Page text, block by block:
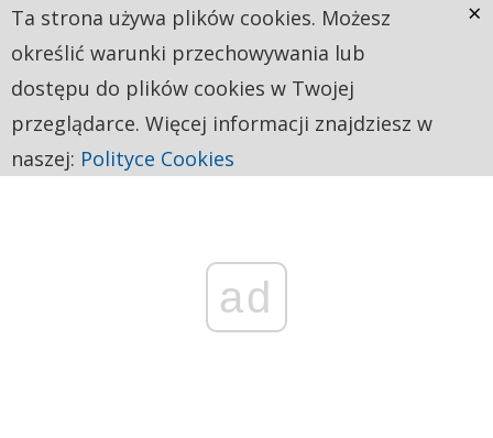
ad
Ta strona używa plików cookies. Możesz
określić warunki przechowywania lub
dostępu do plików cookies w Twojej
przeglądarce. Więcej informacji znajdziesz w
naszej: Polityce Cookies
×